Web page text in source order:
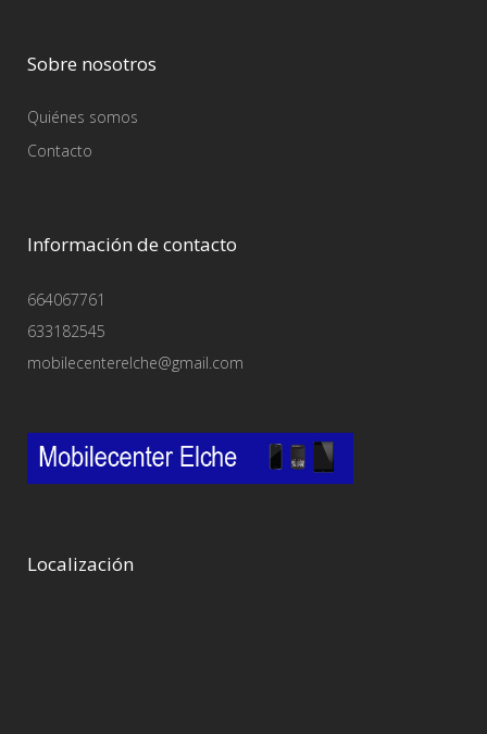
Sobre nosotros
Quiénes somos
Contacto
Información de contacto
664067761
633182545
mobilecenterelche@gmail.com
Localización